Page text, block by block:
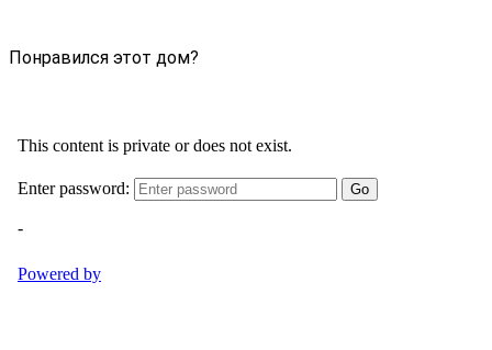
Понравился этот дом?